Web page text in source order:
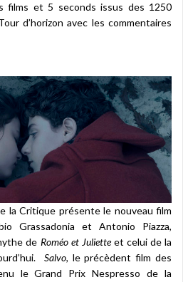
films et 5 seconds issus des 1250
d’horizon avec les commentaires
la Critique présente le nouveau film
Grassadonia et Antonio Piazza,
de Roméo et Julietteet celui de la
Salvo, le précèdent film des
le Grand Prix Nespresso de la